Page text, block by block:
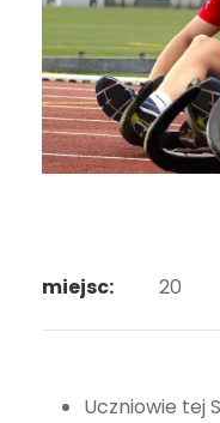
miejsc: 20
Uczniowie tej